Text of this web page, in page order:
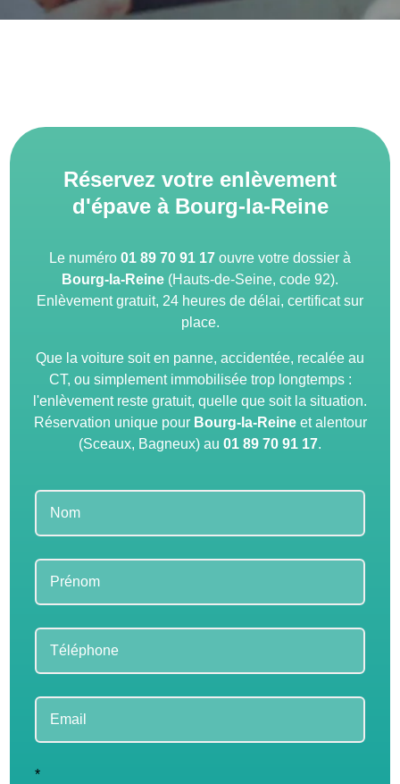
Réservez votre enlèvement
d'épave à Bourg-la-Reine
Le numéro 01 89 70 91 17 ouvre votre dossier à
Bourg-la-Reine (Hauts-de-Seine, code 92).
Enlèvement gratuit, 24 heures de délai, certificat sur
place.
Que la voiture soit en panne, accidentée, recalée au
CT, ou simplement immobilisée trop longtemps :
l'enlèvement reste gratuit, quelle que soit la situation.
Réservation unique pour Bourg-la-Reineet alentour
(Sceaux, Bagneux) au 01 89 70 91 17.
Leave
field
*